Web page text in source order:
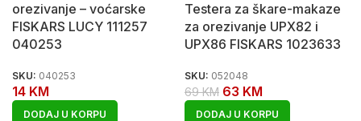
orezivanje – voćarske
FISKARS LUCY 111257
040253
SKU: 040253
14 KM
DODAJ U KORPU
Testera za škare-makaze
za orezivanje UPX82 i
UPX86 FISKARS 1023633
SKU: 052048
69KM 63 KM
DODAJ U KORPU